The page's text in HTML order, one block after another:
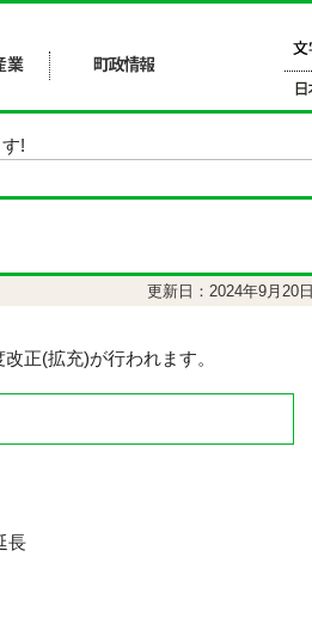
!
更新日：2024年9月20日
正(拡充)が行われます。
長